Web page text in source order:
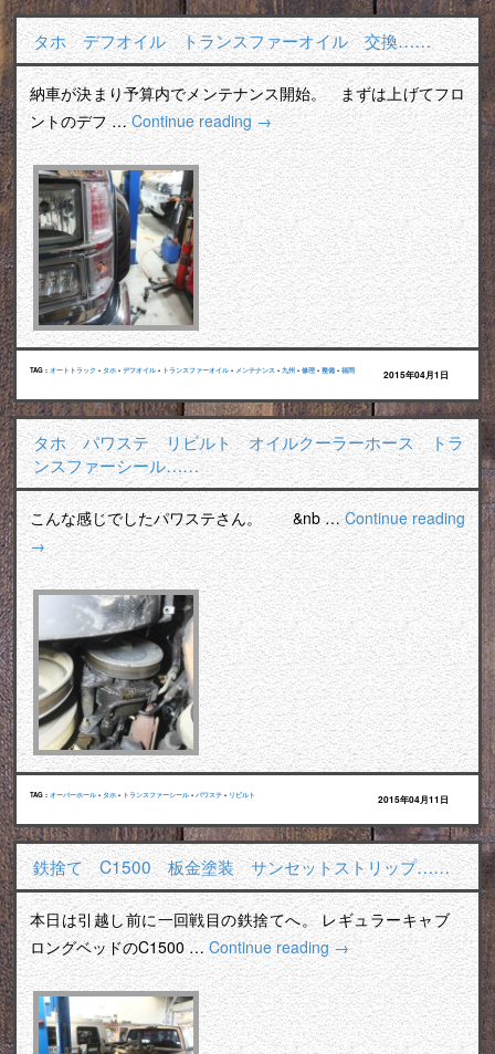
タホ デフオイル トランスファーオイル 交換……
納車が決まり予算内でメンテナンス開始。 まずは上げてフロ
ントのデフ …Continue reading→
TAG : オートトラック • タホ • デフオイル • トランスファーオイル • メンテナンス • 九州 • 修理 • 整備 • 福岡 2015年04月1日
タホ パワステ リビルト オイルクーラーホース トラ
ンスファーシール……
こんな感じでしたパワステさん。 &nb …Continue reading
→
TAG : オーバーホール • タホ • トランスファーシール • パワステ • リビルト 2015年04月11日
鉄捨て C1500 板金塗装 サンセットストリップ……
本日は引越し前に一回戦目の鉄捨てへ。 レギュラーキャブ
ロングベッドのC1500 …Continue reading→